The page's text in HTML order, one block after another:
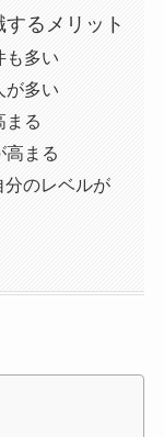
るメリット
も多い
が多い
まる
高まる
のレベルが